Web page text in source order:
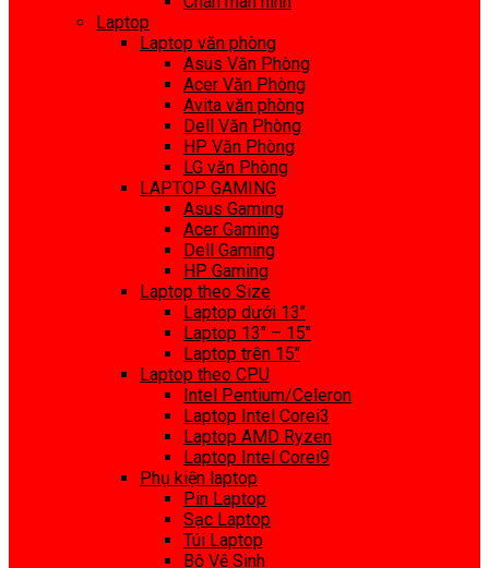
Laptop
Laptop văn phòng
Asus Văn Phòng
Acer Văn Phòng
Avita văn phòng
Dell Văn Phòng
HP Văn Phòng
LG văn Phòng
LAPTOP GAMING
Asus Gaming
Acer Gaming
Dell Gaming
HP Gaming
Laptop theo Size
Laptop dưới 13″
Laptop 13″ – 15″
Laptop trên 15″
Laptop theo CPU
Intel Pentium/Celeron
Laptop Intel Corei3
Laptop AMD Ryzen
Laptop Intel Corei9
Phụ kiện laptop
Pin Laptop
Sạc Laptop
Túi Laptop
Bộ Vệ Sinh